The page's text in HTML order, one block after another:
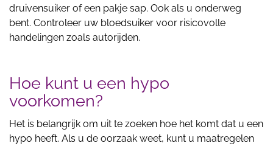
druivensuiker of een pakje sap. Ook als u onderweg
bent. Controleer uw bloedsuiker voor risicovolle
handelingen zoals autorijden.
Hoe kunt u een hypo
voorkomen?
Het is belangrijk om uit te zoeken hoe het komt dat u een
hypo heeft. Als u de oorzaak weet, kunt u maatregelen